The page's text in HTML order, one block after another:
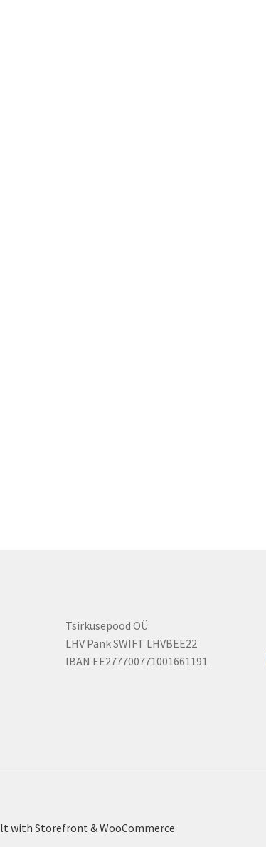
Tsirkusepood OÜ
LHV Pank SWIFT LHVBEE22
IBAN EE277700771001661191
with Storefront & WooCommerce.